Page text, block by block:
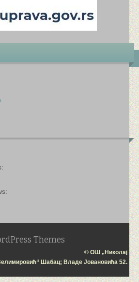
Themes
© ОШ „Николај
Шабац; Владе Јовановића 52.